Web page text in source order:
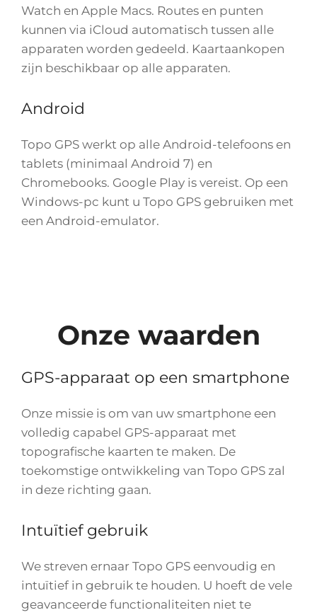
Watch en Apple Macs. Routes en punten
kunnen via iCloud automatisch tussen alle
apparaten worden gedeeld. Kaartaankopen
zijn beschikbaar op alle apparaten.
Android
Topo GPS werkt op alle Android-telefoons en
tablets (minimaal Android 7) en
Chromebooks. Google Play is vereist. Op een
Windows-pc kunt u Topo GPS gebruiken met
een Android-emulator.
Onze waarden
GPS-apparaat op een smartphone
Onze missie is om van uw smartphone een
volledig capabel GPS-apparaat met
topografische kaarten te maken. De
toekomstige ontwikkeling van Topo GPS zal
in deze richting gaan.
Intuïtief gebruik
We streven ernaar Topo GPS eenvoudig en
intuïtief in gebruik te houden. U hoeft de vele
geavanceerde functionaliteiten niet te